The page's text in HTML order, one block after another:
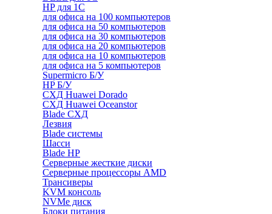
HP для 1С
для офиса на 100 компьютеров
для офиса на 50 компьютеров
для офиса на 30 компьютеров
для офиса на 20 компьютеров
для офиса на 10 компьютеров
для офиса на 5 компьютеров
Supermicro Б/У
HP Б/У
СХД Huawei Dorado
СХД Huawei Oceanstor
Blade СХД
Лезвия
Blade системы
Шасси
Blade HP
Серверные жесткие диски
Серверные процессоры AMD
Трансиверы
KVM консоль
NVMe диск
Блоки питания